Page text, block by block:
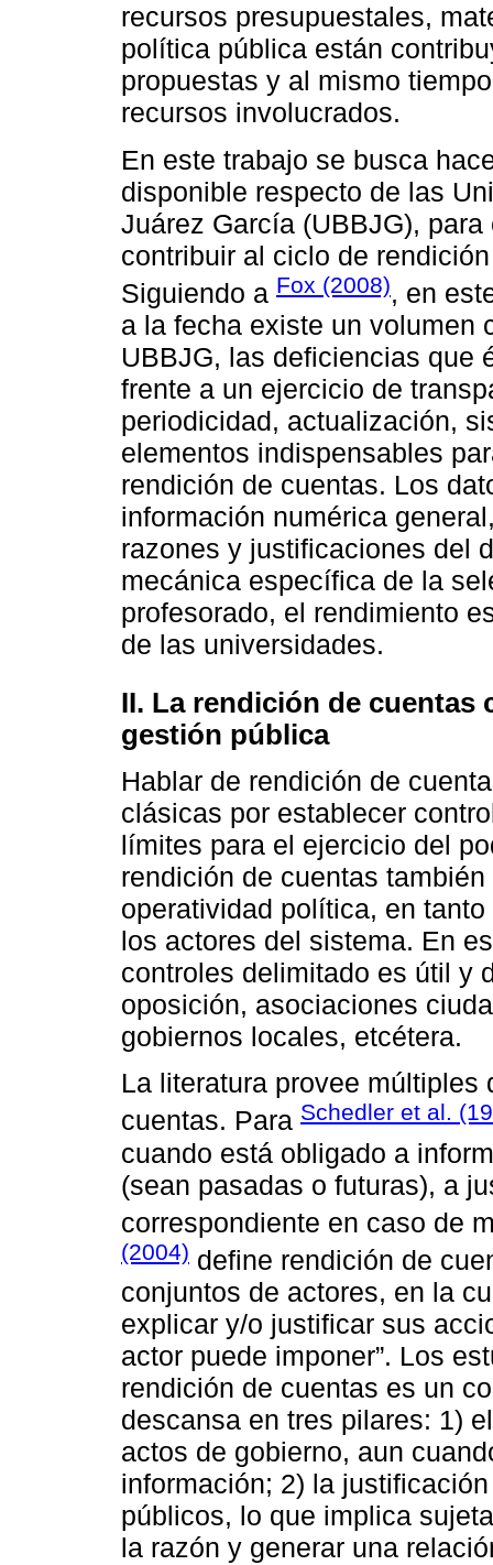
recursos presupuestales,
política pública están
propuestas y al mismo
recursos involucrados.
En este trabajo se busca
disponible respecto de las
Juárez García (UBBJG),
contribuir al ciclo de
Siguiendo a Fox (2008), en
a la fecha existe un volumen
UBBJG, las deficiencias que
frente a un ejercicio de
periodicidad, actualización,
elementos indispensables
rendición de cuentas. Los
información numérica
razones y justificaciones del
mecánica específica de la
profesorado, el rendimiento
de las universidades.
II. La rendición de
gestión pública
Hablar de rendición de
clásicas por establecer
límites para el ejercicio del
rendición de cuentas
operatividad política, en
los actores del sistema. En
controles delimitado es útil y
oposición, asociaciones
gobiernos locales, etcétera.
La literatura provee
cuentas. Para Schedler et al.
cuando está obligado a
(sean pasadas o futuras), a
correspondiente en caso de
(2004) define rendición de
conjuntos de actores, en la
explicar y/o justificar sus
actor puede imponer”. Los
rendición de cuentas es un
descansa en tres pilares: 1)
actos de gobierno, aun
información; 2) la
públicos, lo que implica
la razón y generar una